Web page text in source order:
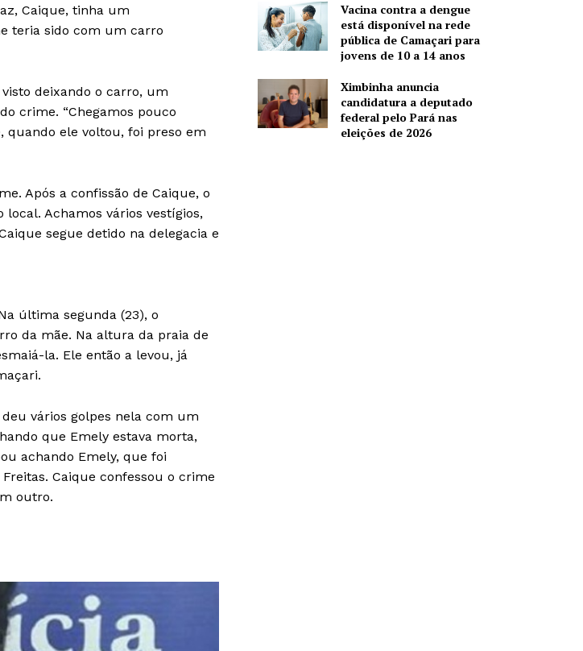
Caique, tinha um
teria sido com um carro
deixando o carro, um
crime. “Chegamos pouco
quando ele voltou, foi preso em
Após a confissão de Caique, o
Achamos vários vestígios,
segue detido na delegacia e
última segunda (23), o
da mãe. Na altura da praia de
la. Ele então a levou, já
vários golpes nela com um
que Emely estava morta,
achando Emely, que foi
Caique confessou o crime
outro.
Vacina contra a dengue
está disponível na rede
pública de Camaçari para
jovens de 10 a 14 anos
Ximbinha anuncia
candidatura a deputado
federal pelo Pará nas
eleições de 2026